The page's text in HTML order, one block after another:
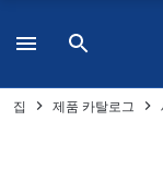
집 제품 카탈로그